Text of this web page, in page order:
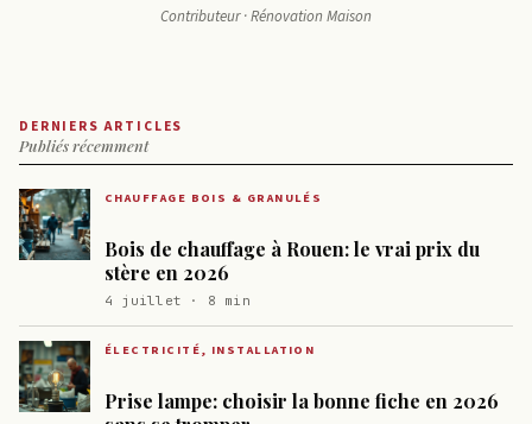
Contributeur · Rénovation Maison
DERNIERS ARTICLES
Publiés récemment
CHAUFFAGE BOIS & GRANULÉS
Bois de chauffage à Rouen: le vrai prix du
stère en 2026
4 juillet · 8 min
ÉLECTRICITÉ, INSTALLATION
Prise lampe: choisir la bonne fiche en 2026